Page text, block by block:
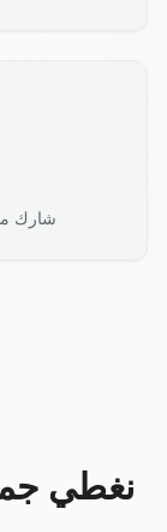
شارك
نغطي